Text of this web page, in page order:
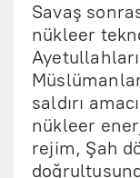
Savaş
nükleer
saldırı
nükleer
rejim, Şah